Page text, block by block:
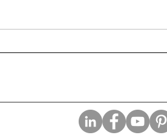
I superpoteri che mi